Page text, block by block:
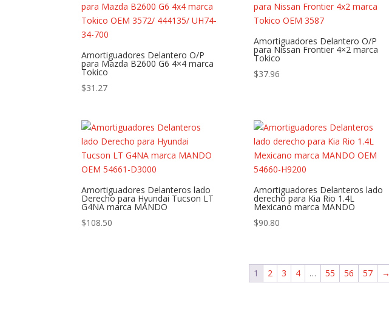
Amortiguadores Delantero O/P
para Mazda B2600 G6 4×4 marca
Tokico
$31.27
Amortiguadores Delantero O/P
para Nissan Frontier 4×2 marca
Tokico
$37.96
Amortiguadores Delanteros lado
Derecho para Hyundai Tucson LT
G4NA marca MANDO
$108.50
Amortiguadores Delanteros lado
derecho para Kia Rio 1.4L
Mexicano marca MANDO
$90.80
1 2 3 4 … 55 56 57 →